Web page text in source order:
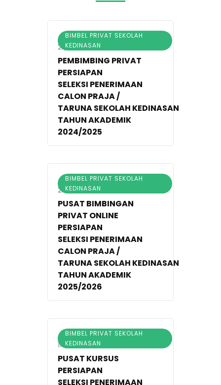
BIMBEL PRIVAT SEKOLAH
KEDINASAN
21/09/2024
PEMBIMBING PRIVAT
PERSIAPAN
SELEKSI PENERIMAAN
CALON PRAJA /
TARUNA SEKOLAH KEDINASAN
TAHUN AKADEMIK
2024/2025
BIMBEL PRIVAT SEKOLAH
KEDINASAN
27/11/2024
PUSAT BIMBINGAN
PRIVAT ONLINE
PERSIAPAN
SELEKSI PENERIMAAN
CALON PRAJA /
TARUNA SEKOLAH KEDINASAN
TAHUN AKADEMIK
2025/2026
BIMBEL PRIVAT SEKOLAH
KEDINASAN
14/01/2025
PUSAT KURSUS
PERSIAPAN
SELEKSI PENERIMAAN